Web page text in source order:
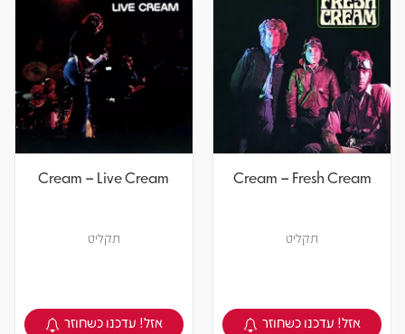
Cream – Fresh Cream
תקליט
צפיה במוצר
אזל! עדכנו כשחוזר
Cream – Live Cream
תקליט
צפיה במוצר
אזל! עדכנו כשחוזר